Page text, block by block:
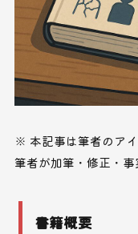
※ 本記事は筆者のア
筆者が加筆・修正・事
書籍概要